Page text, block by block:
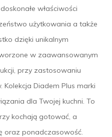
właściwości
użytkowania a także
dzięki unikalnym
w zaawansowanym
przy zastosowaniu
Kolekcja Diadem Plus marki
dla Twojej kuchni. To
kochają gotować, a
oraz ponadczasowość.